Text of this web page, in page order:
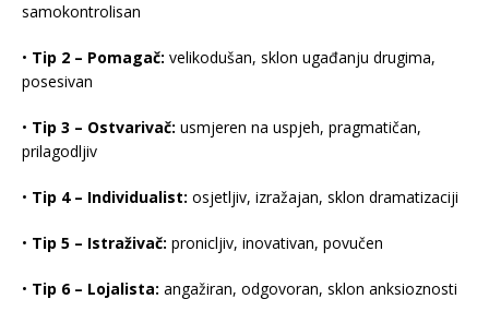
samokontrolisan
• Tip 2 – Pomagač: velikodušan, sklon ugađanju drugima,
posesivan
• Tip 3 – Ostvarivač: usmjeren na uspjeh, pragmatičan,
prilagodljiv
• Tip 4 – Individualist: osjetljiv, izražajan, sklon dramatizaciji
• Tip 5 – Istraživač: pronicljiv, inovativan, povučen
• Tip 6 – Lojalista: angažiran, odgovoran, sklon anksioznosti